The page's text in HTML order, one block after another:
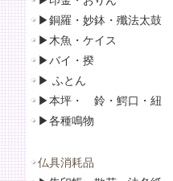
▶銅羅・妙鉢・殲法太鼓
▶ 木魚・ケイス
▶バイ・揆
▶ ふとん
▶本坪・ 鈴・鰐口・紐
▶各種鳴物
仏具消耗品